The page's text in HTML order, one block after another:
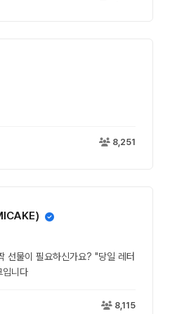
8,251
선물이 필요하신가요? "당일 레터
입니다
8,115